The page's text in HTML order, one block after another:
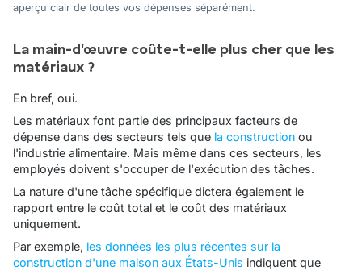
aperçu clair de toutes vos dépenses séparément.
La main-d'œuvre coûte-t-elle plus cher que les
matériaux ?
En bref, oui.
Les matériaux font partie des principaux facteurs de
dépense dans des secteurs tels que la construction ou
l'industrie alimentaire. Mais même dans ces secteurs, les
employés doivent s'occuper de l'exécution des tâches.
La nature d'une tâche spécifique dictera également le
rapport entre le coût total et le coût des matériaux
uniquement.
Par exemple, les données les plus récentes sur la
construction d'une maison aux États-Unis indiquent que